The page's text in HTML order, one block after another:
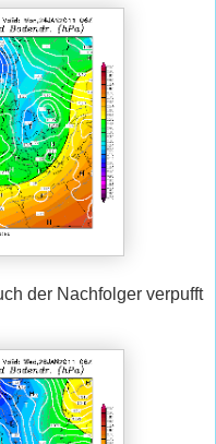
der Nachfolger verpufft